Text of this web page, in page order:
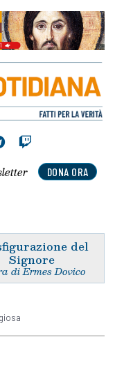
DONA ORA
del
Signore
di Ermes Dovico